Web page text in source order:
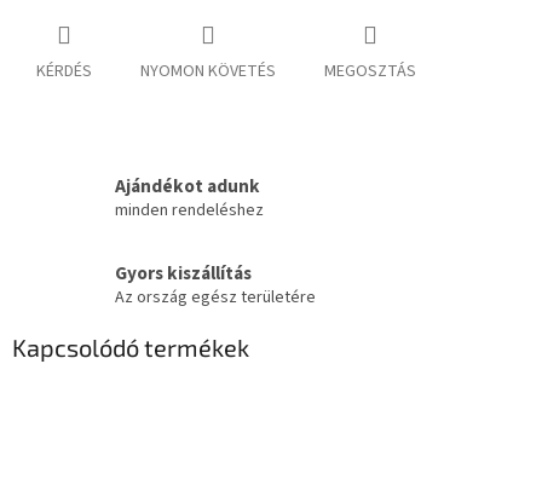
KÉRDÉS NYOMON KÖVETÉS MEGOSZTÁS
Ajándékot adunk
minden rendeléshez
Gyors kiszállítás
Az ország egész területére
Kapcsolódó termékek